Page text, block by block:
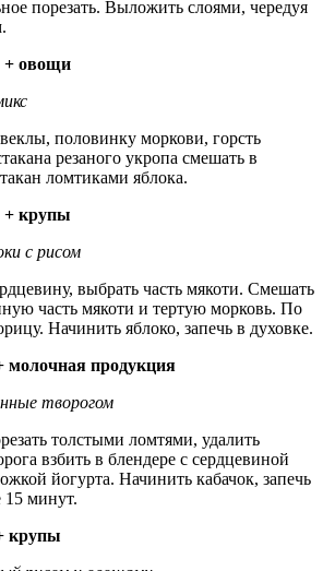
порезать. Выложить слоями, чередуя
+ овощи
половинку моркови, горсть
резаного укропа смешать в
ломтиками яблока.
крупы
с рисом
выбрать часть мякоти. Смешать
часть мякоти и тертую морковь. По
Начинить яблоко, запечь в духовке.
продукция
творогом
толстыми ломтями, удалить
взбить в блендере с сердцевиной
йогурта. Начинить кабачок, запечь
15 минут.
крупы